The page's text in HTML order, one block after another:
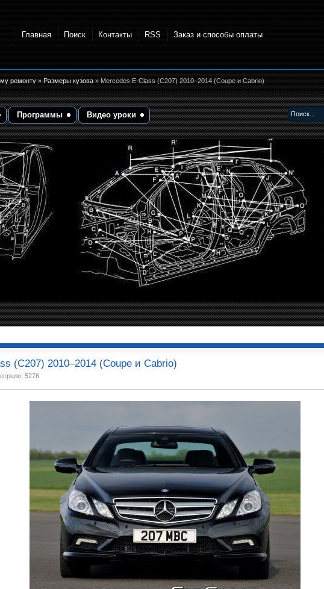
Главная Поиск Контакты RSS Заказ и способы оплаты
ремонту»Размеры кузова» Mercedes E-Class (C207) 2010–2014 (Coupe и Cabrio)
Программы Видео уроки
(C207) 2010–2014 (Coupe и Cabrio)
5276